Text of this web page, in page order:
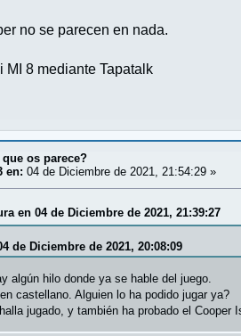
no se parecen en nada.
MI 8 mediante Tapatalk
que os parece?
en: 04 de Diciembre de 2021, 21:54:29 »
en 04 de Diciembre de 2021, 21:39:27
de Diciembre de 2021, 20:08:09
algún hilo donde ya se hable del juego.
castellano. Alguien lo ha podido jugar ya?
jugado, y también ha probado el Cooper